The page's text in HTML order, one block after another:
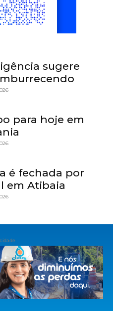
sugere
para hoje em
é fechada por
em Atibaia